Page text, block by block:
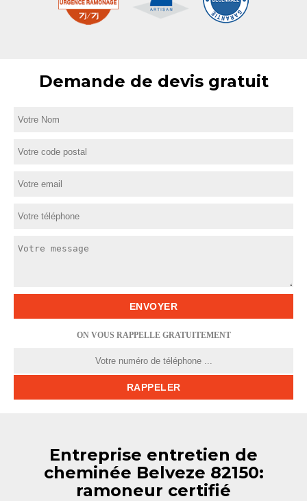
Demande de devis gratuit
ON VOUS RAPPELLE GRATUITEMENT
Entreprise entretien de
cheminée Belveze 82150:
ramoneur certifié